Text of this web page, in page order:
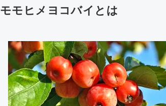
モモヒメヨコバイとは